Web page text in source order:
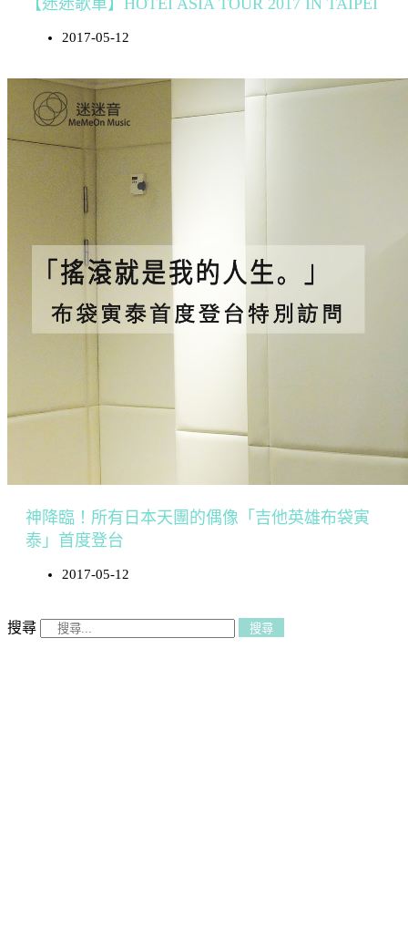
【迷迷歌單】HOTEI ASIA TOUR 2017 IN TAIPEI
2017-05-12
神降臨！所有日本天團的偶像「吉他英雄布袋寅
泰」首度登台
2017-05-12
搜尋 搜尋